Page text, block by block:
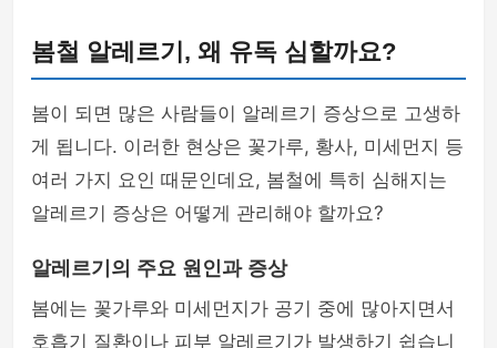
봄철 알레르기, 왜 유독 심할까요?
봄이 되면 많은 사람들이 알레르기 증상으로 고생하
게 됩니다. 이러한 현상은 꽃가루, 황사, 미세먼지 등
여러 가지 요인 때문인데요, 봄철에 특히 심해지는
알레르기 증상은 어떻게 관리해야 할까요?
알레르기의 주요 원인과 증상
봄에는 꽃가루와 미세먼지가 공기 중에 많아지면서
호흡기 질환이나 피부 알레르기가 발생하기 쉽습니